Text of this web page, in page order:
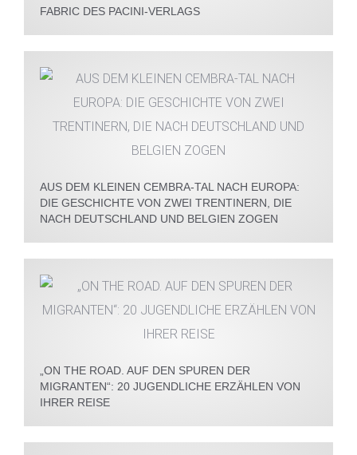
FABRIC DES PACINI-VERLAGS
AUS DEM KLEINEN CEMBRA-TAL NACH EUROPA:
DIE GESCHICHTE VON ZWEI TRENTINERN, DIE
NACH DEUTSCHLAND UND BELGIEN ZOGEN
„ON THE ROAD. AUF DEN SPUREN DER
MIGRANTEN“: 20 JUGENDLICHE ERZÄHLEN VON
IHRER REISE